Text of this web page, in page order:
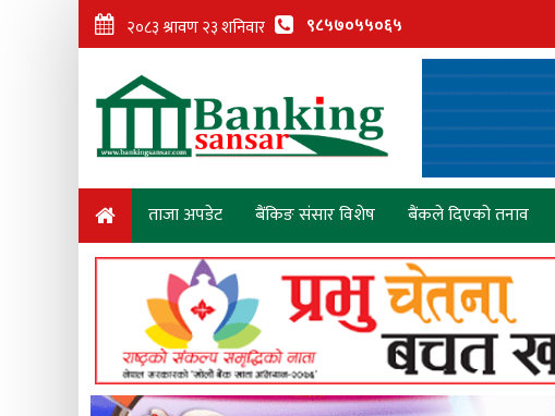
९८५७०५५०६५
ताजा अपडेट बैंकिङ संसार विशेष बैंकले दिएको तनाव